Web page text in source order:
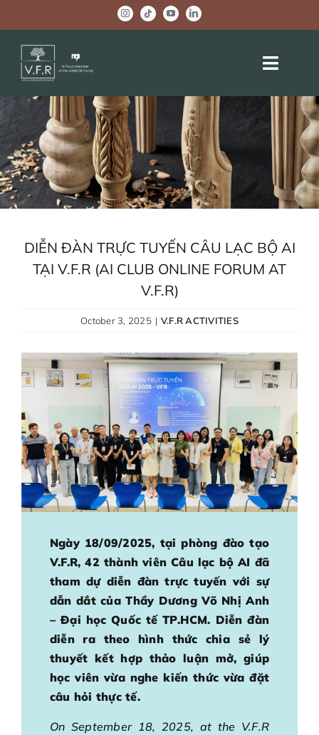
to
content
Toggle
ABOUT US
OEM PROJECTS
OPPORTUNITIES
DIỄN ĐÀN TRỰC TUYẾN CÂU LẠC BỘ AI
TẠI V.F.R (AI CLUB ONLINE FORUM AT
V.F.R)
October 3, 2025 | V.F.R ACTIVITIES
Ngày 18/09/2025, tại phòng đào tạo
V.F.R, 42 thành viên Câu lạc bộ AI đã
tham dự diễn đàn trực tuyến với sự
dẫn dắt của Thầy Dương Võ Nhị Anh
– Đại học Quốc tế TP.HCM. Diễn đàn
diễn ra theo hình thức chia sẻ lý
thuyết kết hợp thảo luận mở, giúp
học viên vừa nghe kiến thức vừa đặt
câu hỏi thực tế.
On September 18, 2025, at the V.F.R